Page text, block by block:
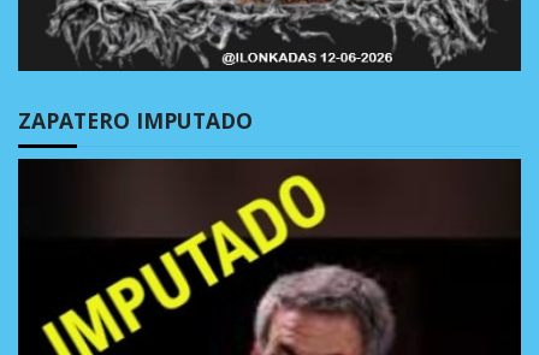
ZAPATERO IMPUTADO